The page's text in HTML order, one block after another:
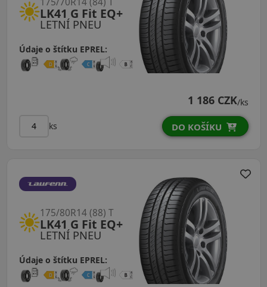
LETNÍ PNEU
LK41 G Fit EQ+
Údaje o štítku EPREL:
1 186 CZK/ks
ks DO KOŠÍKU
LETNÍ PNEU
LK41 G Fit EQ+
175/80R14 (88) T
Údaje o štítku EPREL: